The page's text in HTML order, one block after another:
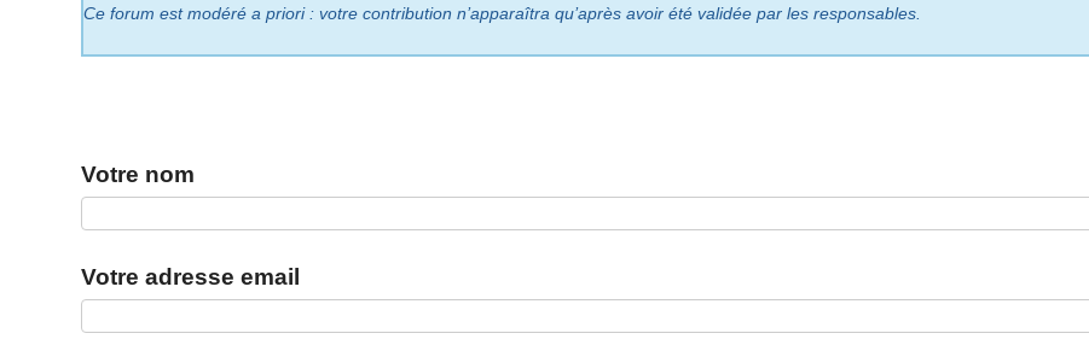
Ce forum est modéré a priori : votre contribution n’apparaîtra qu’après avoir été validée par les responsables.
Votre nom
Votre adresse email